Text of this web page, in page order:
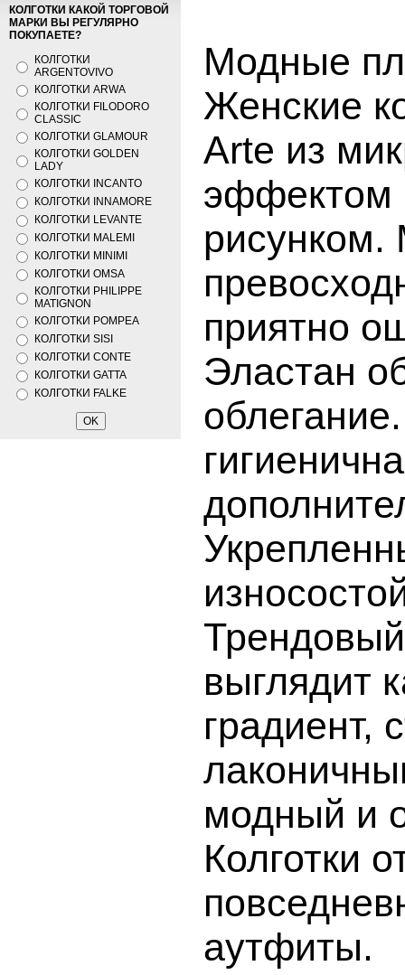
КОЛГОТКИ КАКОЙ ТОРГОВОЙ
МАРКИ ВЫ РЕГУЛЯРНО
ПОКУПАЕТЕ?
КОЛГОТКИ
ARGENTOVIVO
КОЛГОТКИ ARWA
КОЛГОТКИ FILODORO
CLASSIC
КОЛГОТКИ GLAMOUR
КОЛГОТКИ GOLDEN
LADY
КОЛГОТКИ INCANTO
КОЛГОТКИ INNAMORE
КОЛГОТКИ LEVANTE
КОЛГОТКИ MALEMI
КОЛГОТКИ MINIMI
КОЛГОТКИ OMSA
КОЛГОТКИ PHILIPPE
MATIGNON
КОЛГОТКИ POMPEA
КОЛГОТКИ SISI
КОЛГОТКИ CONTE
КОЛГОТКИ GATTA
КОЛГОТКИ FALKE
Модные
Женские
Arte из
эффектом
рисунком.
приятно
Эластан
выглядит
градиент,
модный и
Колготки
аутфиты.